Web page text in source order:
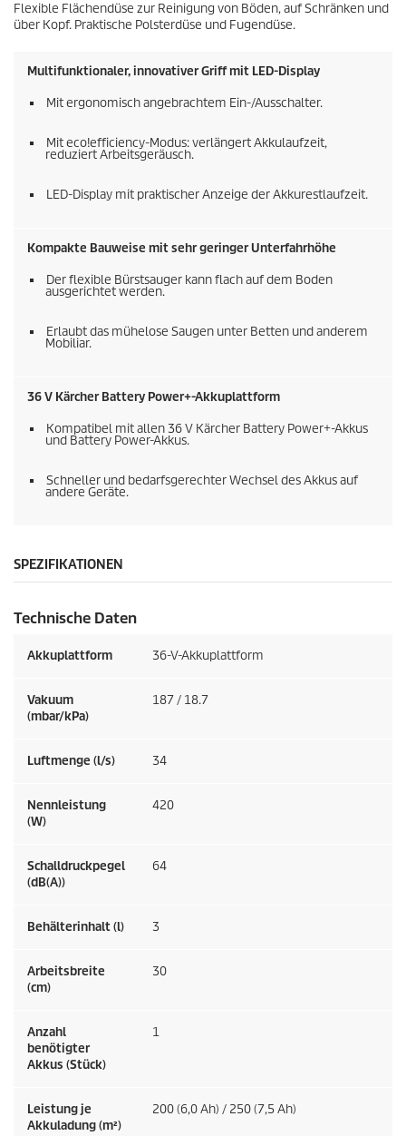
Flexible Flächendüse zur Reinigung von Böden, auf Schränken und
über Kopf. Praktische Polsterdüse und Fugendüse.
Multifunktionaler, innovativer Griff mit LED-Display
Mit ergonomisch angebrachtem Ein-/Ausschalter.
Miteco!efficiency-Modus: verlängert Akkulaufzeit,
reduziert Arbeitsgeräusch.
LED-Display mit praktischer Anzeige der Akkurestlaufzeit.
Kompakte Bauweise mit sehr geringer Unterfahrhöhe
Der flexible Bürstsauger kann flach auf dem Boden
ausgerichtet werden.
Erlaubt das mühelose Saugen unter Betten und anderem
Mobiliar.
36 V Kärcher Battery Power+-Akkuplattform
Kompatibel mit allen 36 V Kärcher Battery Power+-Akkus
und Battery Power-Akkus.
Schneller und bedarfsgerechter Wechsel des Akkus auf
andere Geräte.
SPEZIFIKATIONEN
Technische Daten
Akkuplattform 36-V-Akkuplattform
Vakuum
(mbar/kPa)
187 / 18.7
Luftmenge (l/s) 34
Nennleistung
(W)
420
Schalldruckpegel
(dB(A))
64
Behälterinhalt (l) 3
Arbeitsbreite
(cm)
30
Anzahl
benötigter
Akkus (Stück)
1
Leistung je
Akkuladung (m²)
200 (6,0 Ah) / 250 (7,5 Ah)